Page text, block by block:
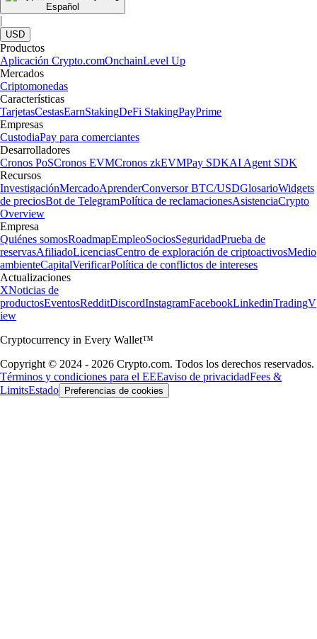
Español
|
USD
Productos
Aplicación Crypto.comOnchainLevel Up
Mercados
Criptomonedas
Características
TarjetasCestasEarnStakingDeFi StakingPayPrime
Empresas
CustodiaPay para comerciantes
Desarrolladores
Cronos PoSCronos EVMCronos zkEVMPay SDKAI Agent SDK
Recursos
InvestigaciónMercadoAprenderConversor BTC/USDGlosarioWidgets
de preciosBot de TelegramPolítica de reclamacionesAsistenciaCrypto
Overview
Empresa
Quiénes somosRoadmapEmpleoSociosSeguridadPrueba de
reservasAfiliadoLicenciasCentro de exploración de criptoactivosMedio
ambienteCapitalVerificarPolítica de conflictos de intereses
Actualizaciones
XNoticias de
productosEventosRedditDiscordInstagramFacebookLinkedinTradingV
iew
Cryptocurrency in Every Wallet™
Copyright © 2024 - 2026 Crypto.com. Todos los derechos reservados.
Términos y condiciones para el EEEaviso de privacidadFees &
LimitsEstado Preferencias de cookies